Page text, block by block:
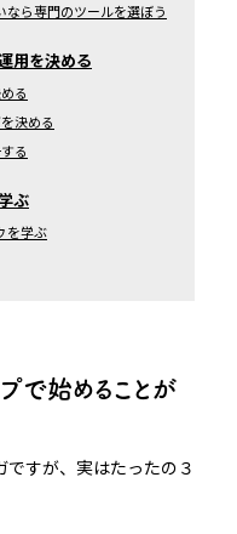
ら専門のツールを選ぼう
用を決める
る
決める
る
ぶ
を学ぶ
で始めることが
すが、実はたったの３